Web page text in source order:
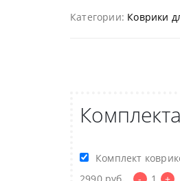
Категории: Коврики
Комплект